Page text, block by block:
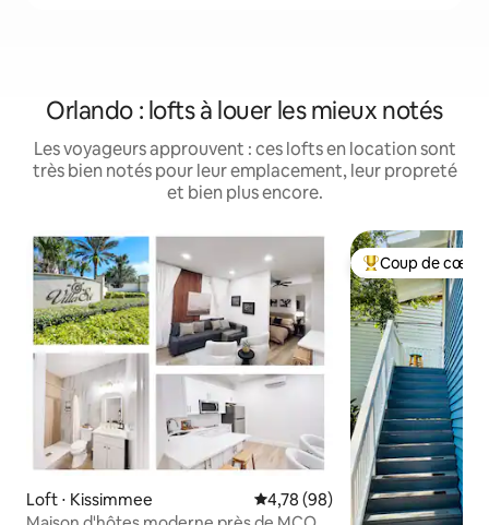
Orlando : lofts à louer les mieux notés
Les voyageurs approuvent : ces lofts en location sont
très bien notés pour leur emplacement, leur propreté
et bien plus encore.
Loft ⋅ Kissimmee Évaluation moyenne sur la
4,78 (98)
Coups de cœur
Coup de cœur